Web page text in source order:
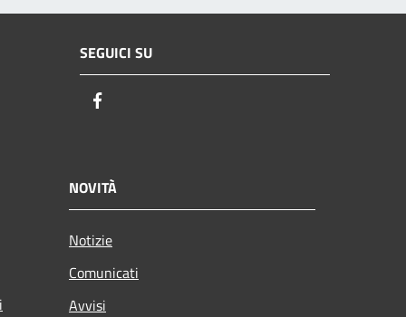
SEGUICI SU
NOVITÀ
Notizie
Comunicati
Avvisi